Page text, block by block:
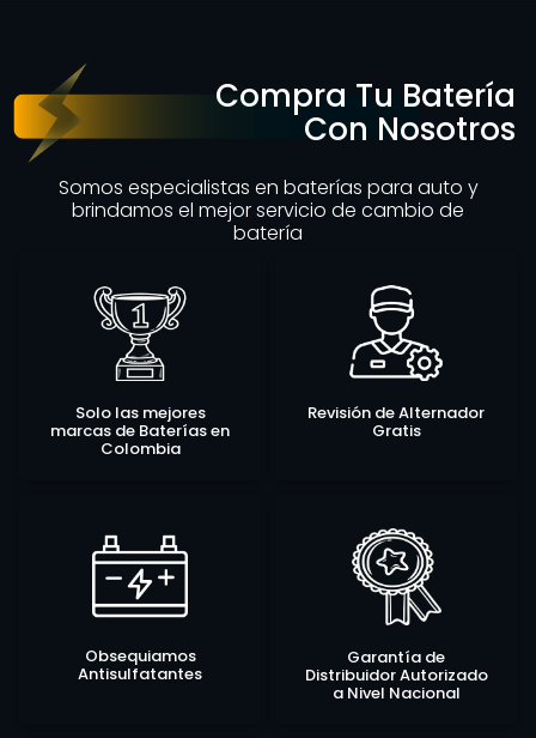
Compra Tu Batería
Con Nosotros
Somos especialistas en baterías para auto y
brindamos el mejor servicio de cambio de
batería
Solo las mejores
marcas de Baterías en
Colombia
Revisión de Alternador
Gratis
Obsequiamos
Antisulfatantes
Garantía de
Distribuidor Autorizado
a Nivel Nacional